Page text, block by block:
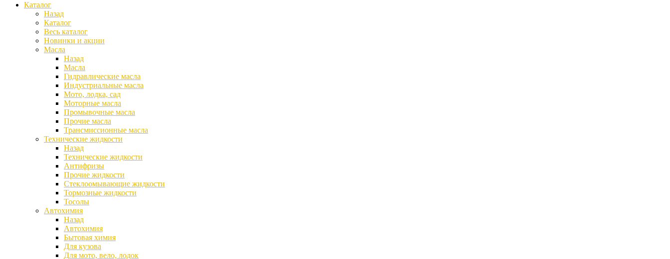
Каталог
Назад
Каталог
Весь каталог
Новинки и акции
Масла
Назад
Масла
Гидравлические масла
Индустриальные масла
Мото, лодка, сад
Моторные масла
Промывочные масла
Прочие масла
Трансмиссионные масла
Технические жидкости
Назад
Технические жидкости
Антифризы
Прочие жидкости
Стеклоомывающие жидкости
Тормозные жидкости
Тосолы
Автохимия
Назад
Автохимия
Бытовая химия
Для кузова
Для мото, вело, лодок